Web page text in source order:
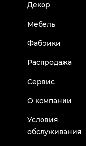
Декор
Мебель
Фабрики
Распродажа
Сервис
О компании
Условия
обслуживания